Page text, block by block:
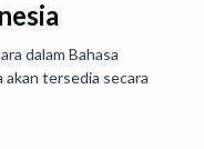
dalam Bahasa
akan tersedia secara